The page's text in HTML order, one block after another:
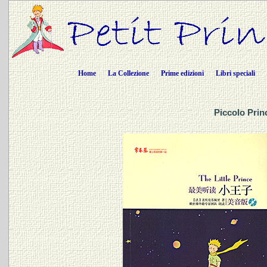
Home La Collezione Prime edizioni Libri speciali
Piccolo